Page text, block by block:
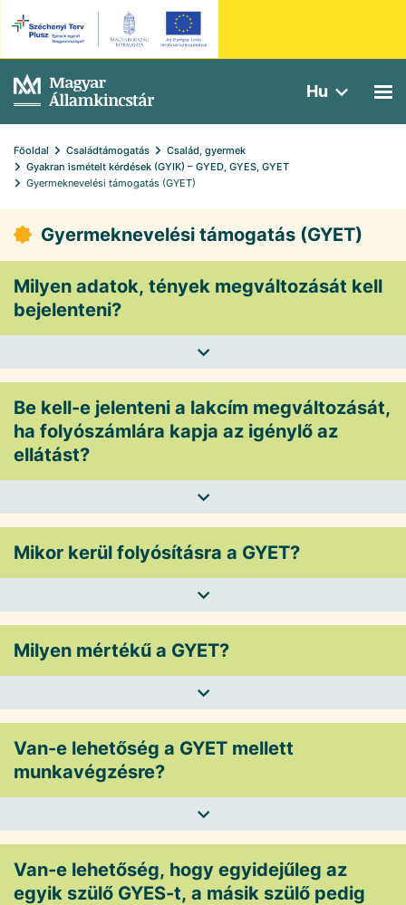
Hu
Főoldal Családtámogatás
Család, gyermek
Gyakran ismételt kérdések (GYIK) – GYED, GYES, GYET
Gyermeknevelési támogatás (GYET)
Gyermeknevelési támogatás (GYET)
Milyen adatok, tények megváltozását kell
bejelenteni?
Be kell-e jelenteni a lakcím megváltozását,
ha folyószámlára kapja az igénylő az
ellátást?
Mikor kerül folyósításra a GYET?
Milyen mértékű a GYET?
Van-e lehetőség a GYET mellett
munkavégzésre?
Van-e lehetőség, hogy egyidejűleg az
egyik szülő GYES-t, a másik szülő pedig